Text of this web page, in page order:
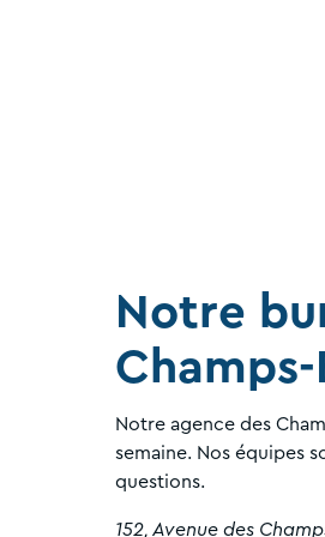
Notre
Champs-
Notre agence des
semaine. Nos équipes
questions.
152, Avenue des